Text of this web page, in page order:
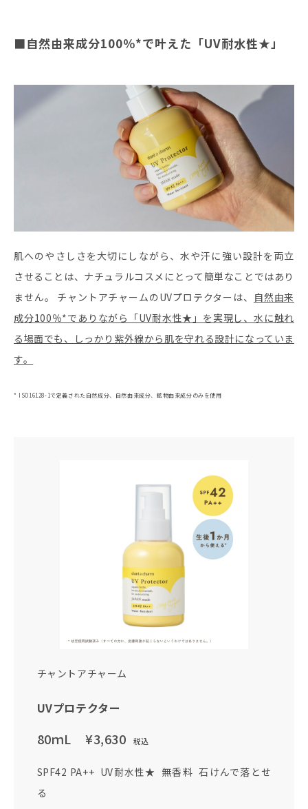
■自然由来成分100％*で叶えた「UV耐水性★」
肌へのやさしさを大切にしながら、水や汗に強い設計を両立
させることは、ナチュラルコスメにとって簡単なことではあり
ません。 チャントアチャームのUVプロテクターは、 自然由来
成分100％*でありながら「UV耐水性★」を実現し、水に触れ
る場面でも、しっかり紫外線から肌を守れる設計になっていま
す。
* ISO16128-1で定義された自然成分、自然由来成分、鉱物由来成分のみを使用
チャントアチャーム
UVプロテクター
80ｍL ¥3,630 税込
SPF42 PA++ UV耐水性★ 無香料 石けんで落とせ
る